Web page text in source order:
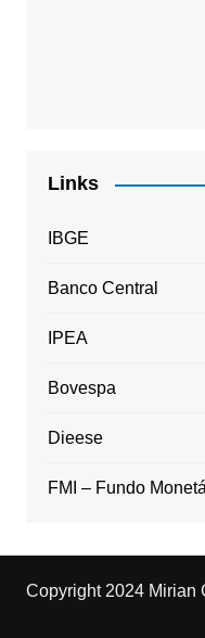
Links
IBGE
Banco Central
IPEA
Bovespa
Dieese
FMI – Fundo
Copyright 2024 Mirian